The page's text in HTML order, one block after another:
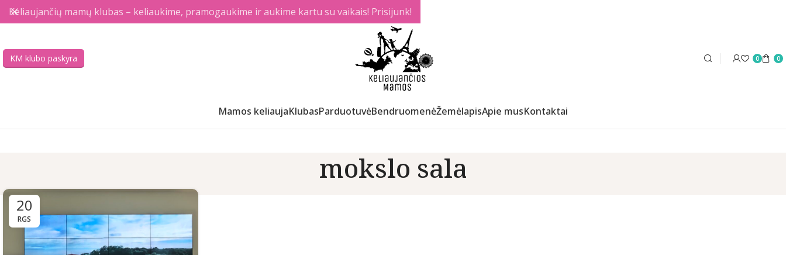
KM klubo paskyra 0 0
Mamos keliaujaKlubasParduotuvėBendruomenėŽemėlapisApie musKontaktai
mokslo sala
20
RGS
Keliaujančių mamų klubas – keliaukime, pramogaukime ir aukime kartu su vaikais! Prisijunk!